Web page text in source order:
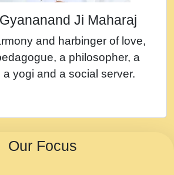
लडडल... अपन खट करम क !!!! मह दद
कसन सवर तर बगर Shri ravinandan
Ho Chahe Shyam Ho.mp3
बनन न आय, रठ हर क मनन न आय
Ji Maharaj
and harbinger of love,
a philosopher, a
a yogi and a social server.
Our Focus